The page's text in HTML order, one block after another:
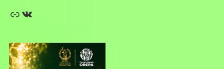
Ссылка